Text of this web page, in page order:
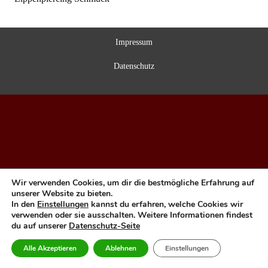
Impressum
Datenschutz
Wir verwenden Cookies, um dir die bestmögliche Erfahrung auf
unserer Website zu bieten.
In den Einstellungen kannst du erfahren, welche Cookies wir
verwenden oder sie ausschalten. Weitere Informationen findest
du auf unserer Datenschutz-Seite
Alle Akzeptieren Ablehnen Einstellungen